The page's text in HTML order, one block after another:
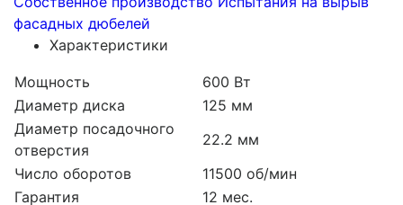
фасадных дюбелей
Характеристики
Мощность
600 Вт
Диаметр диска
125 мм
Диаметр посадочного
отверстия
22.2 мм
Число оборотов
11500 об/мин
Гарантия
12 мес.